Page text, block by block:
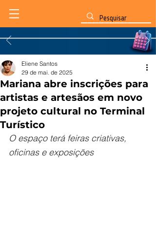
Mariana abre inscrições para
artistas e artesãos em novo
projeto cultural no Terminal
Turístico
Eliene Santos
29 de mai. de 2025
O espaço terá feiras criativas,
oficinas e exposições